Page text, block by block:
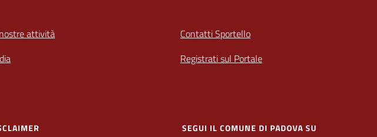
attività
Contatti Sportello
Registrati sul Portale
SEGUI IL COMUNE DI PADOVA SU